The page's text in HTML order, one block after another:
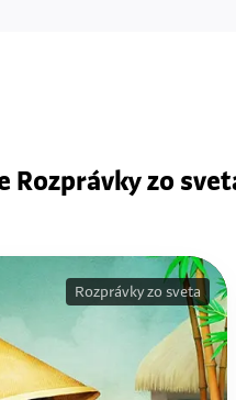
Rozprávky zo
Rozprávky zo sveta